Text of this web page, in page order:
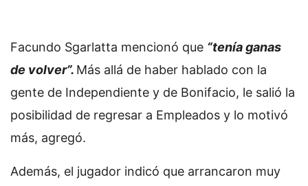
Facundo Sgarlatta mencionó que “tenía ganas
de volver”. Más allá de haber hablado con la
gente de Independiente y de Bonifacio, le salió la
posibilidad de regresar a Empleados y lo motivó
más, agregó.
Además, el jugador indicó que arrancaron muy